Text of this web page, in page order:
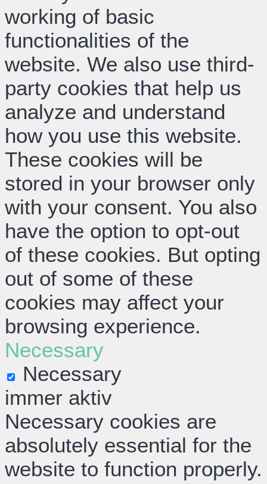
working of basic
functionalities of the
website. We also use third-
party cookies that help us
analyze and understand
how you use this website.
These cookies will be
stored in your browser only
with your consent. You also
have the option to opt-out
of these cookies. But opting
out of some of these
cookies may affect your
browsing experience.
Necessary
Necessary
immer aktiv
Necessary cookies are
absolutely essential for the
website to function properly.